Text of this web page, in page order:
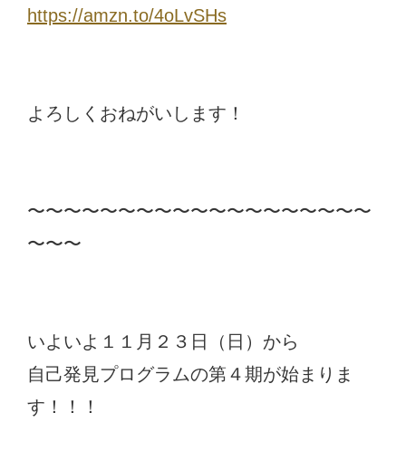
https://amzn.to/4oLvSHs
よろしくおねがいします！
〜〜〜〜〜〜〜〜〜〜〜〜〜〜〜〜〜〜〜
〜〜〜
いよいよ１１月２３日（日）から
自己発見プログラムの第４期が始まりま
す！！！